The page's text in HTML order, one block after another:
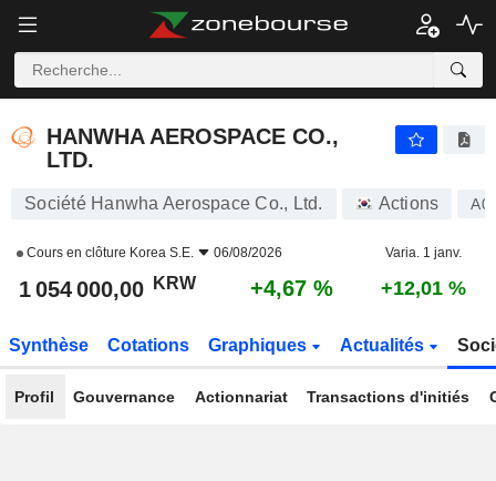
HANWHA AEROSPACE CO.,
LTD.
Société Hanwha Aerospace Co., Ltd. Actions
Cours en clôture Korea S.E. 06/08/2026 Varia. 1 janv.
1 054 000,00 KRW +4,67 % +12,01 %
Synthèse Cotations Graphiques Actualités
Profil Gouvernance Actionnariat Transactions d'initiés